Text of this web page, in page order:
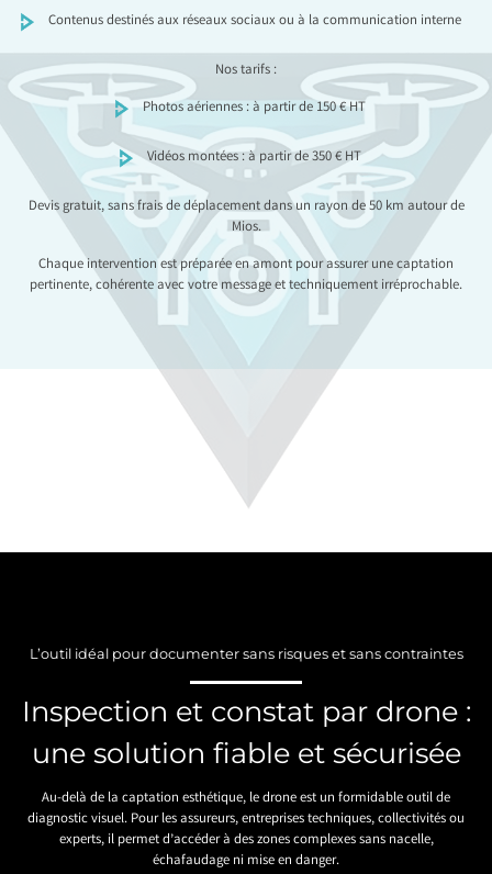
Contenus destinés aux réseaux sociaux ou à la communication interne
Nos tarifs :
Photos aériennes : à partir de 150 € HT
Vidéos montées : à partir de 350 € HT
Devis gratuit, sans frais de déplacement dans un rayon de 50 km autour de
Mios.
Chaque intervention est préparée en amont pour assurer une captation
pertinente, cohérente avec votre message et techniquement irréprochable.
L’outil idéal pour documenter sans risques et sans contraintes
Inspection et constat par drone :
une solution fiable et sécurisée
Au-delà de la captation esthétique, le drone est un formidable outil de
diagnostic visuel. Pour les assureurs, entreprises techniques, collectivités ou
experts, il permet d’accéder à des zones complexes sans nacelle,
échafaudage ni mise en danger.